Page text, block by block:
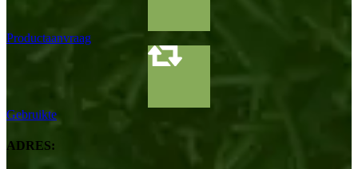
Productaanvraag
Gebruikte
ADRES: